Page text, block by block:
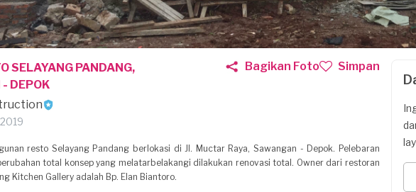
SELAYANG PANDANG,
DEPOK
Bagikan Foto Simpan
resto Selayang Pandang berlokasi di Jl. Muctar Raya, Sawangan - Depok. Pelebaran
total konsep yang melatarbelakangi dilakukan renovasi total. Owner dari restoran
Kitchen Gallery adalah Bp. Elan Biantoro.